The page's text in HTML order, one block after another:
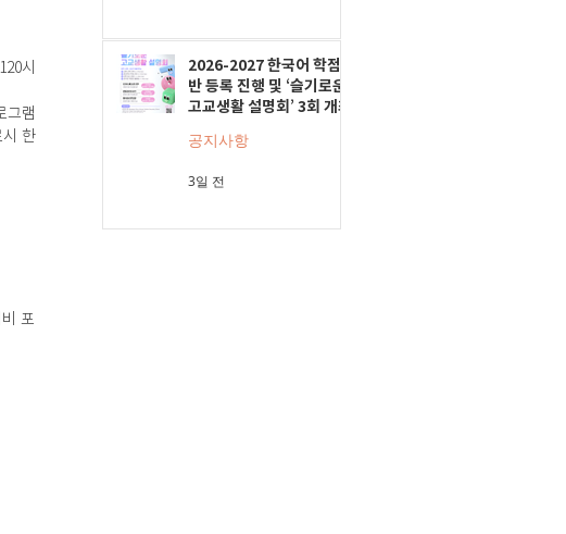
시
그램
한
포
2026-2027 한국어 학점
반 등록 진행 및 ‘슬기로운
고교생활 설명회’ 3회 개최
공지사항
3일 전